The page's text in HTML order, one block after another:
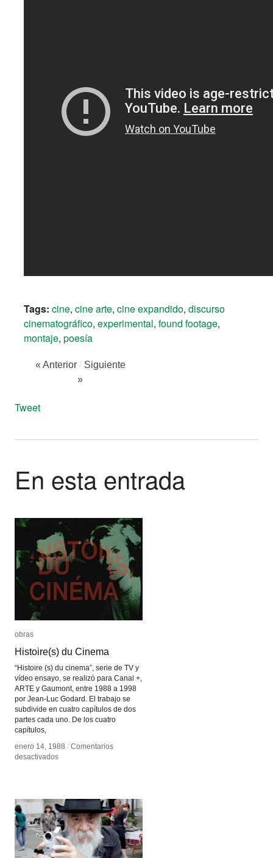
Tags: cine, cine arte, cine expandido, discurso
cinematográfico, experimental, found footage,
montaje, poesía
« Anterior / Siguiente
»
Tweet
En esta entrada
obras
Histoire(s) du Cinema
“Histoire (s) du cinema”, serie de TV y
vídeo ensayo, se realizó para Canal +,
ARTE y Gaumont, entre 1988 a 1998
por Jean-Luc Godard. El trabajo se
subdivide en cuatro capítulos de dos
partes cada uno. De los cuatro
capítulos,
enero 14, 1988 / Comentarios
desactivadosen
obras
Histoire(s) du Cinema
enero 14, 1988 / Comentarios
desactivadosen